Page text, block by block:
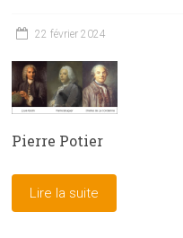
22 février 2024
Pierre Potier
Lire la suite